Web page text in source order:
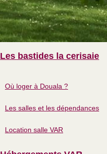
Les bastides la cerisaie
Où loger à Douala ?
Les salles et les dépendances
Location salle VAR